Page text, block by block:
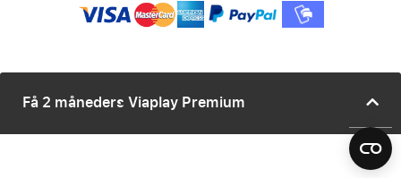
Få 2 måneders Viaplay Premium